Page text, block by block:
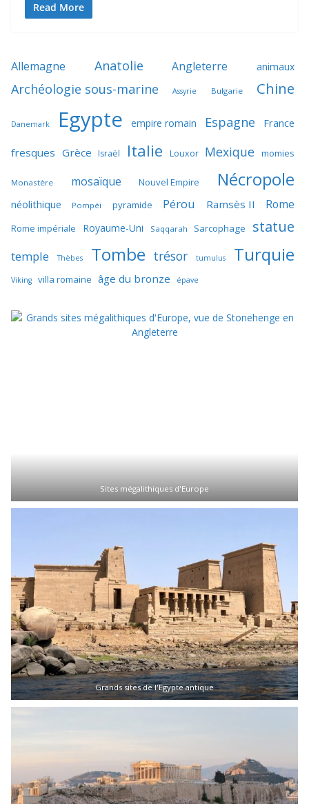
Read More
Allemagne Anatolie Angleterre animaux
Archéologie sous-marine Assyrie Bulgarie Chine
Danemark Egypte empire romain Espagne France
fresques Grèce Israël Italie Louxor Mexique momies
Monastère mosaïque Nouvel Empire Nécropole
néolithique Pompéi pyramide Pérou Ramsès II Rome
Rome impériale Royaume-Uni Saqqarah Sarcophage statue
temple Thèbes Tombe trésor tumulus Turquie
Viking villa romaine âge du bronze épave
Sites mégalithiques d'Europe
Grands sites de l'Egypte antique